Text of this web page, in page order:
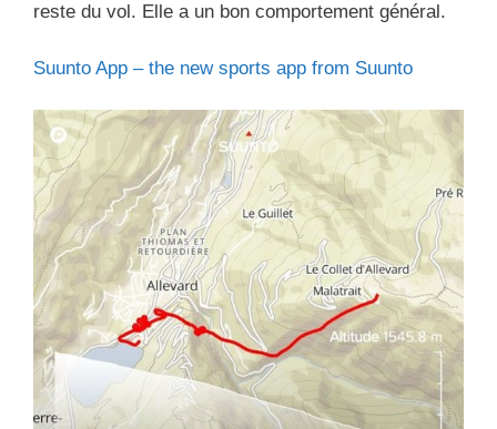
reste du vol. Elle a un bon comportement général.
Suunto App – the new sports app from Suunto